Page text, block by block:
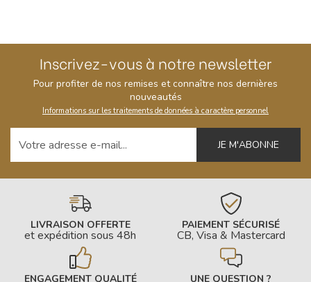
Inscrivez-vous à notre newsletter
Pour profiter de nos remises et connaître nos dernières
nouveautés
Informations sur les traitements de données à caractère personnel
LIVRAISON OFFERTE
et expédition sous 48h
PAIEMENT SÉCURISÉ
CB, Visa & Mastercard
ENGAGEMENT QUALITÉ UNE QUESTION ?